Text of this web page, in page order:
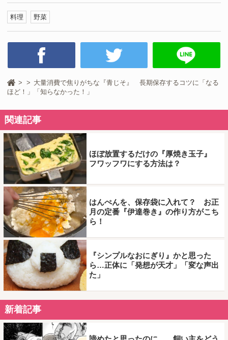
料理 野菜
大量消費で焦りがちな『青じそ』 長期保存するコツに「なる
ほど！」「知らなかった！」
関連記事
ほぼ放置するだけの『厚焼き玉子』
フワッフワにする方法は？
はんぺんを、保存袋に入れて？ お正
月の定番『伊達巻き』の作り方がこち
ら！
『シンプルなおにぎり』かと思った
ら…正体に「発想が天才」「変な声出
た」
新着記事